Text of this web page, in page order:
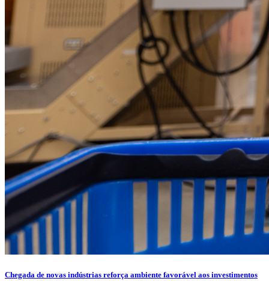
Chegada de novas indústrias reforça ambiente favorável aos investimentos